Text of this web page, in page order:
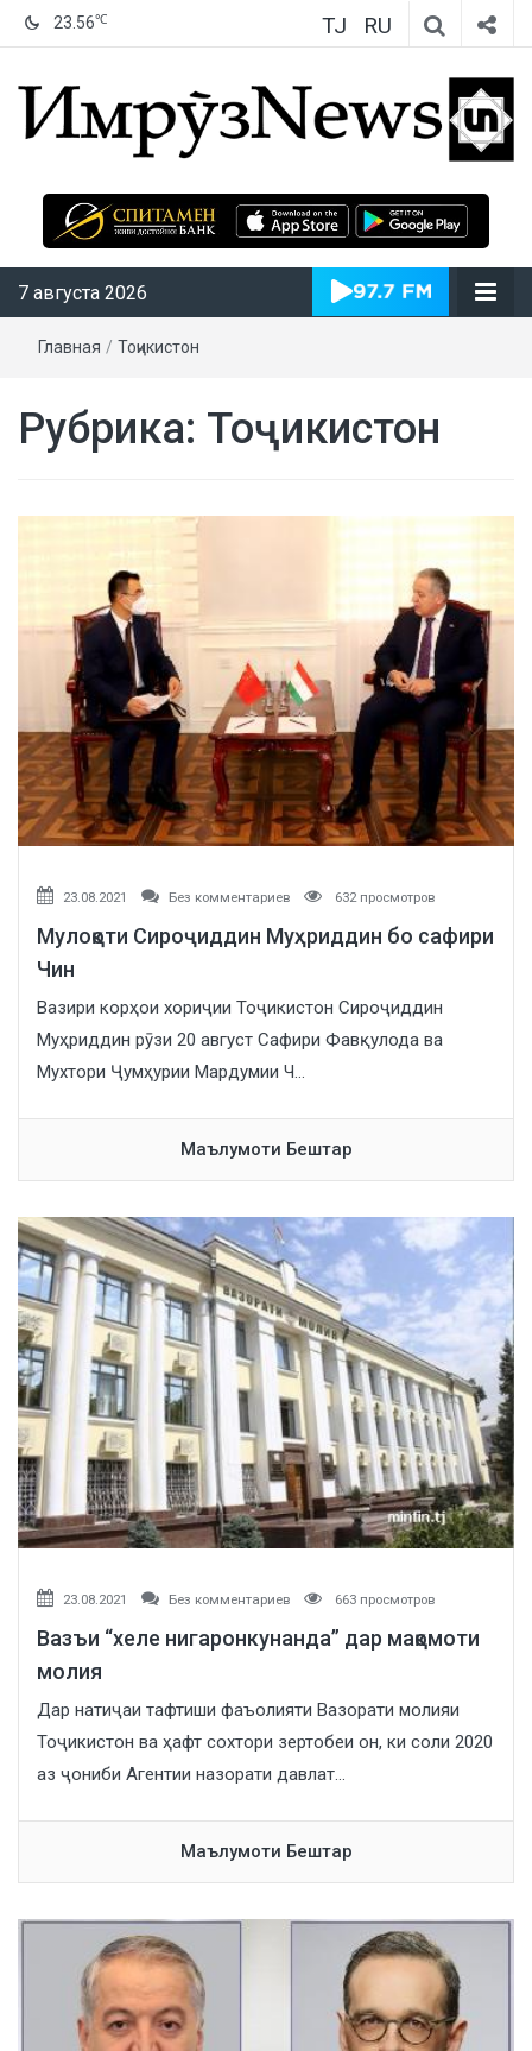
23.56℃ TJ RU
ИмрӯзNews
7 августа 2026
Главная / Тоҷикистон
Рубрика: Тоҷикистон
23.08.2021 Без комментариев 632 просмотров
Мулоқоти Сироҷиддин Муҳриддин бо сафири
Чин
Вазири корҳои хориҷии Тоҷикистон Сироҷиддин
Муҳриддин рӯзи 20 август Сафири Фавқулода ва
Мухтори Ҷумҳурии Мардумии Ч...
Маълумоти Бештар
23.08.2021 Без комментариев 663 просмотров
Вазъи “хеле нигаронкунанда” дар мақомоти
молия
Дар натиҷаи тафтиши фаъолияти Вазорати молияи
Тоҷикистон ва ҳафт сохтори зертобеи он, ки соли 2020
аз ҷониби Агентии назорати давлат...
Маълумоти Бештар